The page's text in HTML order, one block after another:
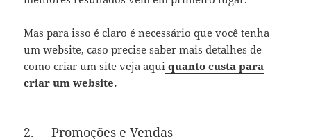
Mas para isso é claro é necessário que você tenha
um website, caso precise saber mais detalhes de
como criar um site veja aqui quanto custa para
criar um website.
2. Promoções e Vendas